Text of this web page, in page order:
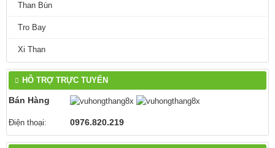
Than Bùn
Tro Bay
Xi Than
HỖ TRỢ TRỰC TUYẾN
Bán Hàng
Điện thoại: 0976.820.219